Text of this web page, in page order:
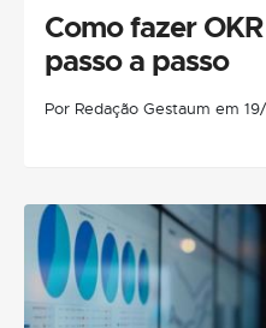
Como fazer
passo a passo
Por Redação Gestaum em